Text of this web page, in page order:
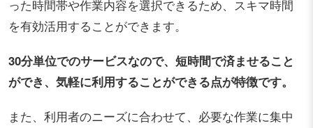
った時間帯や作業内容を選択できるため、スキマ時間
を有効活用することができます。
30分単位でのサービスなので、短時間で済ませること
ができ、気軽に利用することができる点が特徴です。
また、利用者のニーズに合わせて、必要な作業に集中